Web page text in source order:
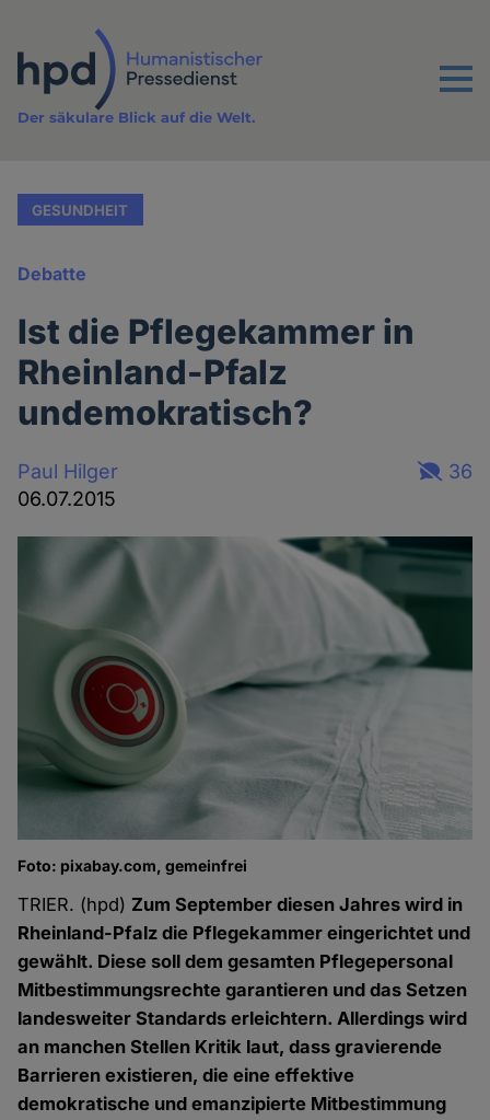
Inhalt
Menu
Der säkulare Blick auf die Welt.
GESUNDHEIT
Debatte
Ist die Pflegekammer in
Rheinland-Pfalz
undemokratisch?
Paul Hilger
06.07.2015
36
Foto: pixabay.com, gemeinfrei
TRIER. (hpd) Zum September diesen Jahres wird in
Rheinland-Pfalz die Pflegekammer eingerichtet und
gewählt. Diese soll dem gesamten Pflegepersonal
Mitbestimmungsrechte garantieren und das Setzen
landesweiter Standards erleichtern. Allerdings wird
an manchen Stellen Kritik laut, dass gravierende
Barrieren existieren, die eine effektive
demokratische und emanzipierte Mitbestimmung